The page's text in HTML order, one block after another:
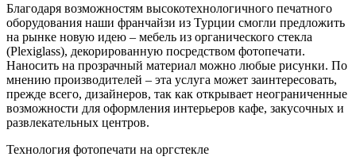
Благодаря возможностям высокотехнологичного печатного
оборудования наши франчайзи из Турции смогли предложить
на рынке новую идею – мебель из органического стекла
(Plexiglass), декорированную посредством фотопечати.
Наносить на прозрачный материал можно любые рисунки. По
мнению производителей – эта услуга может заинтересовать,
прежде всего, дизайнеров, так как открывает неограниченные
возможности для оформления интерьеров кафе, закусочных и
развлекательных центров.
Технология фотопечати на оргстекле